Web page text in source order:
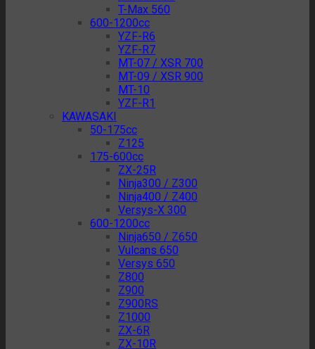
T-Max 560
600-1200cc
YZF-R6
YZF-R7
MT-07 / XSR 700
MT-09 / XSR 900
MT-10
YZF-R1
KAWASAKI
50-175cc
Z125
175-600cc
ZX-25R
Ninja300 / Z300
Ninja400 / Z400
Versys-X 300
600-1200cc
Ninja650 / Z650
Vulcans 650
Versys 650
Z800
Z900
Z900RS
Z1000
ZX-6R
ZX-10R